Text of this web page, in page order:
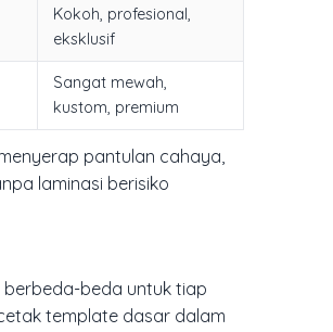
Kokoh, profesional,
eksklusif
Sangat mewah,
kustom, premium
pantulan cahaya,
laminasi berisiko
berbeda-beda untuk tiap
template dasar dalam